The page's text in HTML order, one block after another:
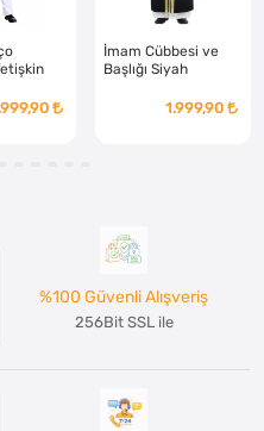
İmam Cübbesi ve
Başlığı Siyah
1.999,90
%100 Güvenli Alışveriş
256Bit SSL ile